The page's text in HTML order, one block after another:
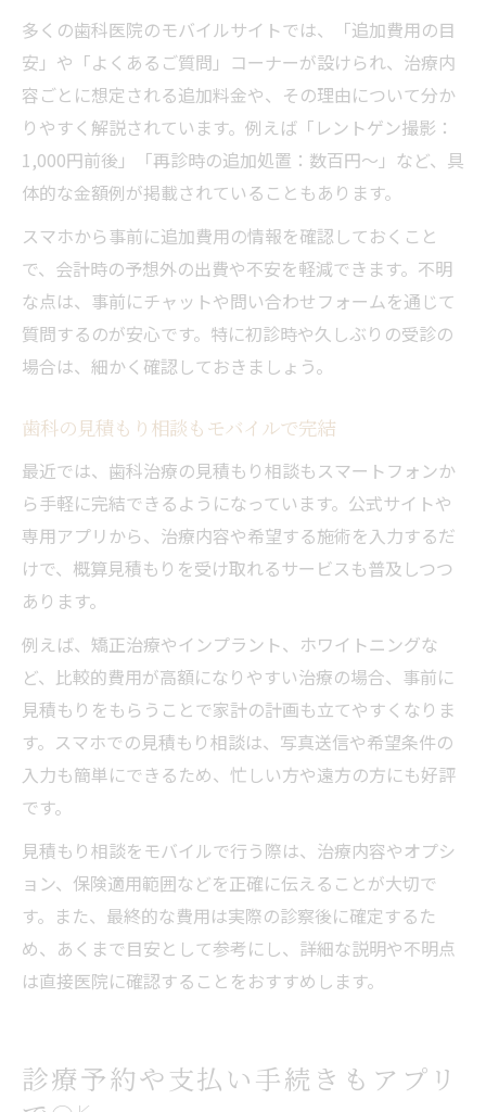
多くの歯科医院のモバイルサイトでは、「追加費用の目
安」や「よくあるご質問」コーナーが設けられ、治療内
容ごとに想定される追加料金や、その理由について分か
りやすく解説されています。例えば「レントゲン撮影：
1,000円前後」「再診時の追加処置：数百円～」など、具
体的な金額例が掲載されていることもあります。
スマホから事前に追加費用の情報を確認しておくこと
で、会計時の予想外の出費や不安を軽減できます。不明
な点は、事前にチャットや問い合わせフォームを通じて
質問するのが安心です。特に初診時や久しぶりの受診の
場合は、細かく確認しておきましょう。
歯科の見積もり相談もモバイルで完結
最近では、歯科治療の見積もり相談もスマートフォンか
ら手軽に完結できるようになっています。公式サイトや
専用アプリから、治療内容や希望する施術を入力するだ
けで、概算見積もりを受け取れるサービスも普及しつつ
あります。
例えば、矯正治療やインプラント、ホワイトニングな
ど、比較的費用が高額になりやすい治療の場合、事前に
見積もりをもらうことで家計の計画も立てやすくなりま
す。スマホでの見積もり相談は、写真送信や希望条件の
入力も簡単にできるため、忙しい方や遠方の方にも好評
です。
見積もり相談をモバイルで行う際は、治療内容やオプシ
ョン、保険適用範囲などを正確に伝えることが大切で
す。また、最終的な費用は実際の診察後に確定するた
め、あくまで目安として参考にし、詳細な説明や不明点
は直接医院に確認することをおすすめします。
診療予約や支払い手続きもアプリ